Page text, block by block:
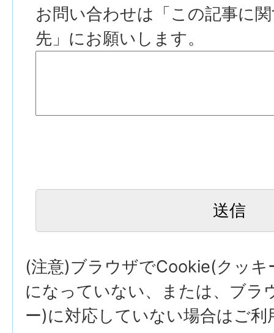
お問い合わせは「この記事に
先」にお願いします。
(注意)ブラウザでCookie(クッキ
になっていない、または、ブラ
ー)に対応していない場合はご利